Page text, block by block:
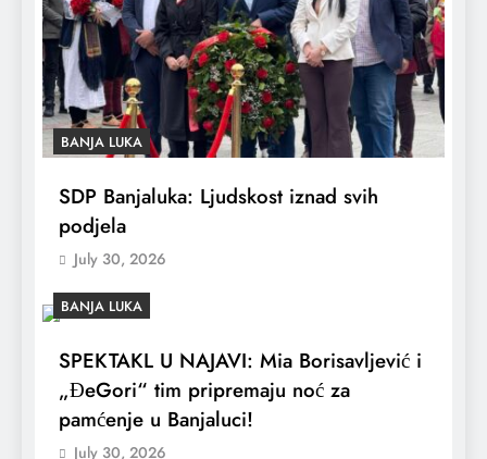
BANJA LUKA
SDP Banjaluka: Ljudskost iznad svih
podjela
July 30, 2026
BANJA LUKA
SPEKTAKL U NAJAVI: Mia Borisavljević i
„ĐeGori“ tim pripremaju noć za
pamćenje u Banjaluci!
July 30, 2026